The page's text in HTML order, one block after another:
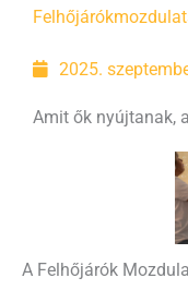
Felhőjárók
2025.
Amit ők nyújtanak,
A Felhőjárók